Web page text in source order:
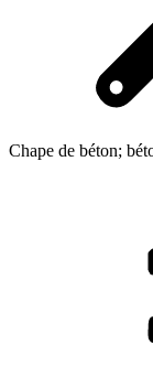
Chape de béton;